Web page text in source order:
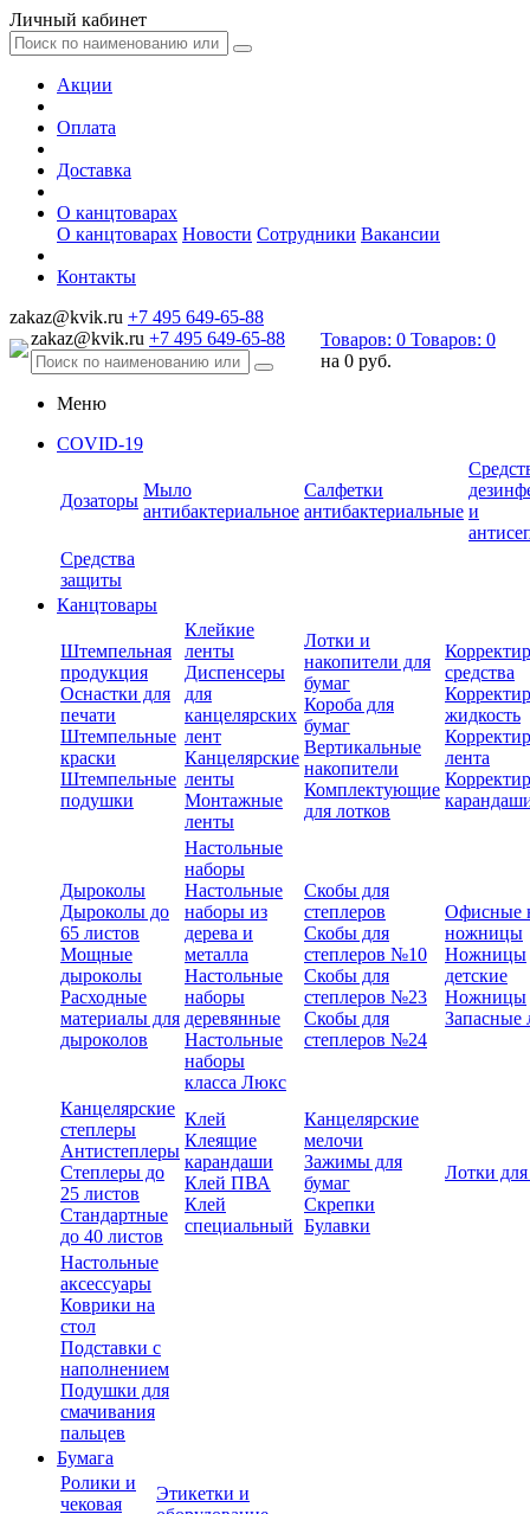
Личный кабинет
Акции
Оплата
Доставка
О канцтоварах
О канцтоварах Новости Сотрудники Вакансии
Контакты
zakaz@kvik.ru +7 495 649-65-88
zakaz@kvik.ru +7 495 649-65-88 Товаров: 0 Товаров: 0
на 0 руб.
Меню
COVID-19
Дозаторы
Мыло
антибактериальное
Салфетки
антибактериальные и
Средства
защиты
Канцтовары
Штемпельная
продукция
Оснастки для
печати
Штемпельные
краски
Штемпельные
подушки
Клейкие
ленты
Диспенсеры
для
канцелярских
лент
Канцелярские
ленты
Монтажные
ленты
Лотки и
накопители для
бумаг
Короба для
бумаг
Вертикальные
накопители
Комплектующие
для лотков
средства
жидкость
лента
Дыроколы
Дыроколы до
65 листов
Мощные
дыроколы
Расходные
материалы для
дыроколов
Настольные
наборы
Настольные
наборы из
дерева и
металла
Настольные
наборы
деревянные
Настольные
наборы
класса Люкс
Скобы для
степлеров
Скобы для
степлеров №10
Скобы для
степлеров №23
Скобы для
степлеров №24
Офисные
ножницы
Ножницы
детские
Ножницы
Запасные
Канцелярские
степлеры
Антистеплеры
Степлеры до
25 листов
Стандартные
до 40 листов
Клей
Клеящие
карандаши
Клей ПВА
Клей
специальный
Канцелярские
мелочи
Зажимы для
бумаг
Скрепки
Булавки
Лотки
Настольные
аксессуары
Коврики на
стол
Подставки с
наполнением
Подушки для
смачивания
пальцев
Бумага
Ролики и
чековая
Этикетки и